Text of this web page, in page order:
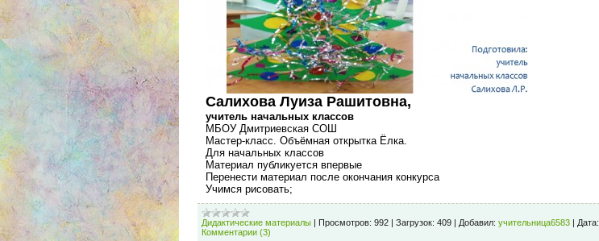
Салихова Луиза Рашитовна,
учитель начальных классов
МБОУ Дмитриевская СОШ
Мастер-класс. Объёмная открытка Ёлка.
Для начальных классов
Материал публикуется впервые
Перенести материал после окончания конкурса
Учимся рисовать;
Дидактические материалы Просмотров: 992 Загрузок: 409 Добавил: учительница6583 Дата:
Комментарии (3)